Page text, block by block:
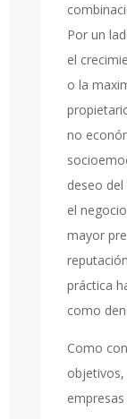
Por un
el
o la
no
deseo
el
mayor
práctica
como
Como